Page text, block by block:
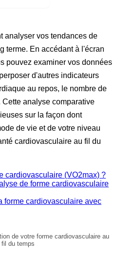
analyser vos tendances de
terme. En accédant à l'écran
pouvez examiner vos données
d'autres indicateurs
au repos, le nombre de
analyse comparative
sur la façon dont
de vie et de votre niveau
cardiovasculaire au fil du
cardiovasculaire (VO2max) ?
de forme cardiovasculaire
forme cardiovasculaire avec
de votre forme cardiovasculaire au
fil du temps